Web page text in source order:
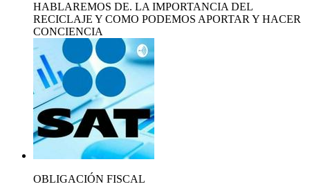
HABLAREMOS DE. LA IMPORTANCIA DEL
RECICLAJE Y COMO PODEMOS APORTAR Y HACER
CONCIENCIA
OBLIGACIÓN FISCAL